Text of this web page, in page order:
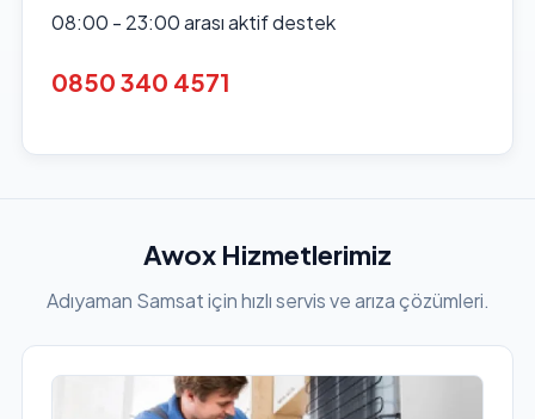
08:00 - 23:00 arası aktif destek
0850 340 4571
Awox Hizmetlerimiz
Adıyaman Samsat için hızlı servis ve arıza çözümleri.